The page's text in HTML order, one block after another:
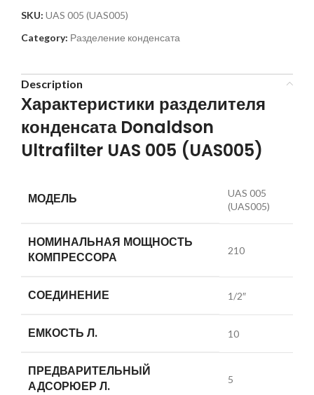
SKU: UAS 005 (UAS005)
Category: Разделение конденсата
Description
Характеристики разделителя
конденсата Donaldson
Ultrafilter UAS 005 (UAS005)
МОДЕЛЬ
UAS 005
(UAS005)
НОМИНАЛЬНАЯ МОЩНОСТЬ
КОМПРЕССОРА
210
СОЕДИНЕНИЕ 1/2″
ЕМКОСТЬ Л. 10
ПРЕДВАРИТЕЛЬНЫЙ
АДСОРЮЕР Л.
5